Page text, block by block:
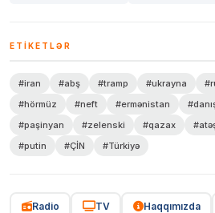
ETIKETLƏR
#iran #abş #tramp #ukrayna
#hörmüz
#neft #ermənistan
#paşinyan
#zelenski #qazax
#putin
#ÇİN #Türkiyə
Radio TV Haqqımızda